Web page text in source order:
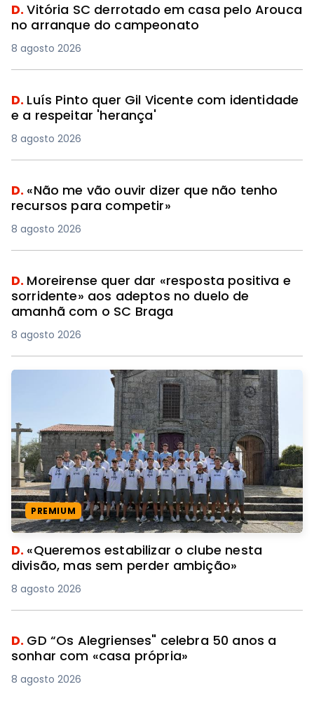
D.Vitória SC derrotado em casa pelo Arouca
no arranque do campeonato
8 agosto 2026
D. Luís Pinto quer Gil Vicente com identidade
e a respeitar 'herança'
8 agosto 2026
D. «Não me vão ouvir dizer que não tenho
recursos para competir»
8 agosto 2026
D. Moreirense quer dar «resposta positiva e
sorridente» aos adeptos no duelo de
amanhã com o SC Braga
8 agosto 2026
PREMIUM
D. «Queremos estabilizar o clube nesta
divisão, mas sem perder ambição»
8 agosto 2026
D. GD “Os Alegrienses" celebra 50 anos a
sonhar com «casa própria»
8 agosto 2026